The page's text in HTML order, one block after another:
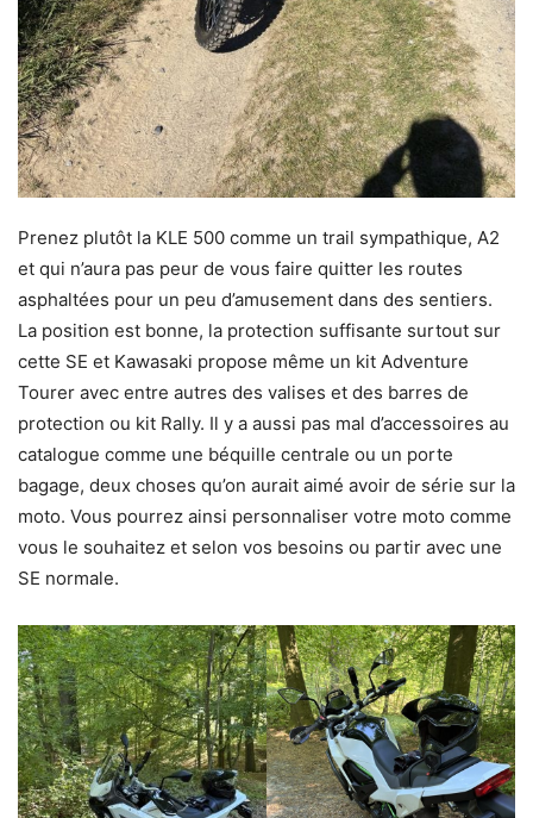
Prenez plutôt la KLE 500 comme un trail sympathique, A2
et qui n’aura pas peur de vous faire quitter les routes
asphaltées pour un peu d’amusement dans des sentiers.
La position est bonne, la protection suffisante surtout sur
cette SE et Kawasaki propose même un kit Adventure
Tourer avec entre autres des valises et des barres de
protection ou kit Rally. Il y a aussi pas mal d’accessoires au
catalogue comme une béquille centrale ou un porte
bagage, deux choses qu’on aurait aimé avoir de série sur la
moto. Vous pourrez ainsi personnaliser votre moto comme
vous le souhaitez et selon vos besoins ou partir avec une
SE normale.